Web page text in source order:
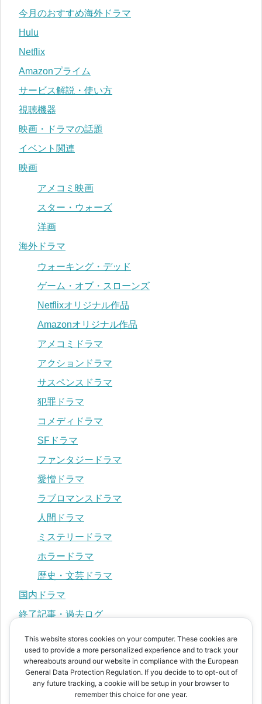
今月のおすすめ海外ドラマ
Hulu
Netflix
Amazonプライム
サービス解説・使い方
視聴機器
映画・ドラマの話題
イベント関連
映画
アメコミ映画
スター・ウォーズ
洋画
海外ドラマ
ウォーキング・デッド
ゲーム・オブ・スローンズ
Netflixオリジナル作品
Amazonオリジナル作品
アメコミドラマ
アクションドラマ
サスペンスドラマ
犯罪ドラマ
コメディドラマ
SFドラマ
ファンタジードラマ
愛憎ドラマ
ラブロマンスドラマ
人間ドラマ
ミステリードラマ
ホラードラマ
歴史・文芸ドラマ
国内ドラマ
終了記事・過去ログ
プライバシーポリシー
運営者情報
お問い合わせ
This website stores cookies on your computer. These cookies are
used to provide a more personalized experience and to track your
whereabouts around our website in compliance with the European
General Data Protection Regulation. If you decide to to opt-out of
any future tracking, a cookie will be setup in your browser to
remember this choice for one year.